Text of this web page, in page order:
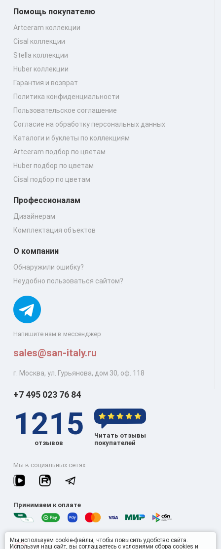
Напишите нам в мессенджер
sales@san-italy.ru
г. Москва, ул. Гурьянова, дом 30, оф. 118
Помощь покупателю
Artceram коллекции
Cisal коллекции
Stella коллекции
Huber коллекции
Гарантия и возврат
Политика конфиденциальности
Пользовательское соглашение
Согласие на обработку персональных данных
Каталоги и буклеты по коллекциям
Artceram подбор по цветам
Huber подбор по цветам
Cisal подбор по цветам
Профессионалам
Дизайнерам
Комплектация объектов
О компании
Обнаружили ошибку?
Неудобно пользоваться сайтом?
+7 495 023 76 84
1215
отзывов
Читать отзывы
покупателей
Мы в социальных сетях
Принимаем к оплате
Мы используем cookie-файлы, чтобы повысить удобство сайта.
Используя наш сайт, вы соглашаетесь с условиями сбора cookies и